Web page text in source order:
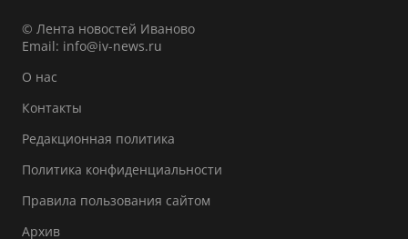
© Лента новостей Иваново
Email: info@iv-news.ru
О нас
Контакты
Редакционная политика
Политика конфиденциальности
Правила пользования сайтом
Архив